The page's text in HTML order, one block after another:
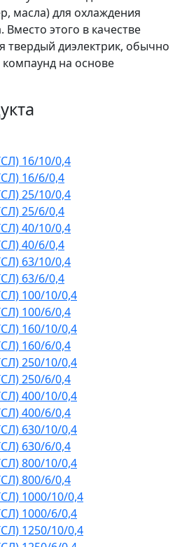
масла) для охлаждения
этого в качестве
твердый диэлектрик, обычно
на основе
16/10/0,4
16/6/0,4
25/10/0,4
25/6/0,4
40/10/0,4
40/6/0,4
63/10/0,4
63/6/0,4
100/10/0,4
100/6/0,4
160/10/0,4
160/6/0,4
250/10/0,4
250/6/0,4
400/10/0,4
400/6/0,4
630/10/0,4
630/6/0,4
800/10/0,4
800/6/0,4
1000/10/0,4
1000/6/0,4
1250/10/0,4